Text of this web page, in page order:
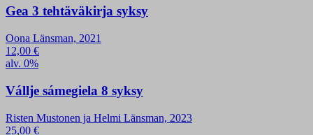
Gea 3 tehtäväkirja syksy
Oona Länsman, 2021
12,00 €
alv. 0%
Vállje sámegiela 8 syksy
Risten Mustonen ja Helmi Länsman, 2023
25,00 €